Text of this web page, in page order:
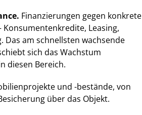
Finanzierungen gegen konkrete
Leasing,
Das am schnellsten wachsende
sich das Wachstum
diesen Bereich.
und -bestände, von
über das Objekt.